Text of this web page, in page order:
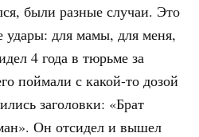
были разные случаи. Это
для мамы, для меня,
4 года в тюрьме за
поймали с какой-то дозой
заголовки: «Брат
Он отсидел и вышел